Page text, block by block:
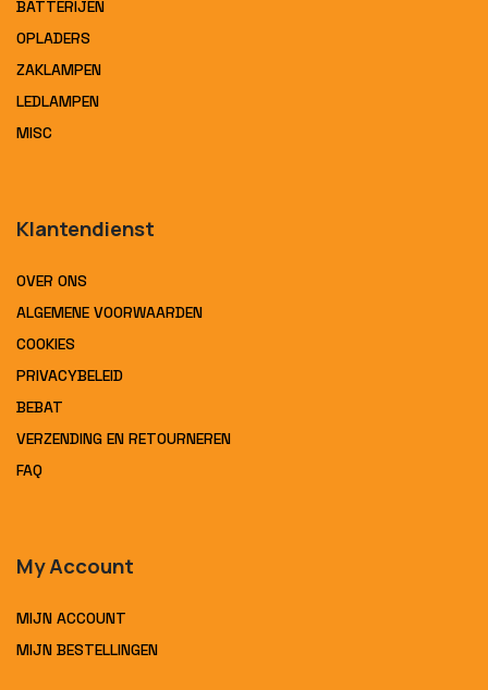
BATTERIJEN
OPLADERS
ZAKLAMPEN
LEDLAMPEN
MISC
Klantendienst
OVER ONS
ALGEMENE VOORWAARDEN
COOKIES
PRIVACYBELEID
BEBAT
VERZENDING EN RETOURNEREN
FAQ
My Account
MIJN ACCOUNT
MIJN BESTELLINGEN